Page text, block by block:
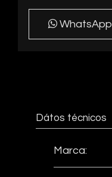
WhatsApp
Dátos técnicos
Marca: